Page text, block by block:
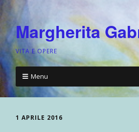
Margherita
VITA E OPERE
Menu
1 APRILE 2016